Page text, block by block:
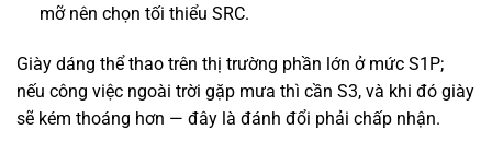
mỡ nên chọn tối thiểu SRC.
Giày dáng thể thao trên thị trường phần lớn ở mức S1P;
nếu công việc ngoài trời gặp mưa thì cần S3, và khi đó giày
sẽ kém thoáng hơn — đây là đánh đổi phải chấp nhận.